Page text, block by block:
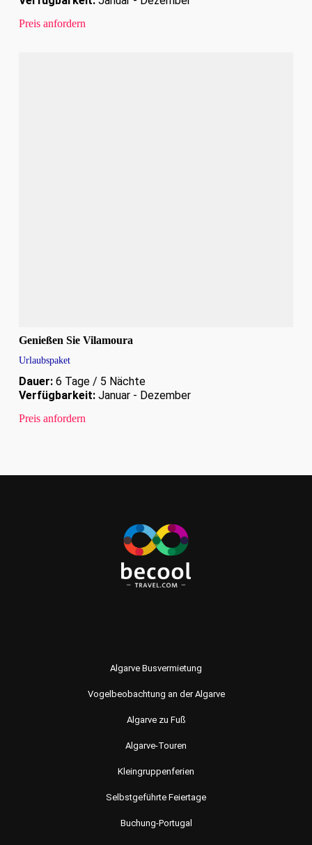
Preis anfordern
Genießen Sie Vilamoura
Urlaubspaket
Dauer:6 Tage / 5 Nächte
Verfügbarkeit:Januar - Dezember
Preis anfordern
Algarve Busvermietung
Vogelbeobachtung an der Algarve
Algarve zu Fuß
Algarve-Touren
Kleingruppenferien
Selbstgeführte Feiertage
Buchung-Portugal